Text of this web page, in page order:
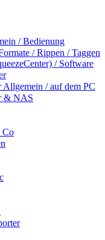
/ Bedienung
/ Rippen / Taggen
/ Software
/ auf dem PC
& NAS